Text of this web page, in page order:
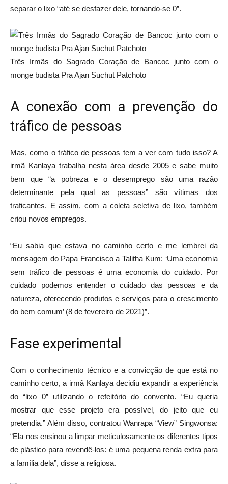
separar o lixo “até se desfazer dele, tornando-se 0”.
Três Irmãs do Sagrado Coração de Bancoc junto com o
monge budista Pra Ajan Suchut Patchoto
A conexão com a prevenção do
tráfico de pessoas
Mas, como o tráfico de pessoas tem a ver com tudo isso? A
irmã Kanlaya trabalha nesta área desde 2005 e sabe muito
bem que “a pobreza e o desemprego são uma razão
determinante pela qual as pessoas” são vítimas dos
traficantes. E assim, com a coleta seletiva de lixo, também
criou novos empregos.
“Eu sabia que estava no caminho certo e me lembrei da
mensagem do Papa Francisco a Talitha Kum: ‘Uma economia
sem tráfico de pessoas é uma economia do cuidado. Por
cuidado podemos entender o cuidado das pessoas e da
natureza, oferecendo produtos e serviços para o crescimento
do bem comum’ (8 de fevereiro de 2021)”.
Fase experimental
Com o conhecimento técnico e a convicção de que está no
caminho certo, a irmã Kanlaya decidiu expandir a experiência
do “lixo 0” utilizando o refeitório do convento. “Eu queria
mostrar que esse projeto era possível, do jeito que eu
pretendia.” Além disso, contratou Wanrapa “View” Singwonsa:
“Ela nos ensinou a limpar meticulosamente os diferentes tipos
de plástico para revendê-los: é uma pequena renda extra para
a família dela”, disse a religiosa.